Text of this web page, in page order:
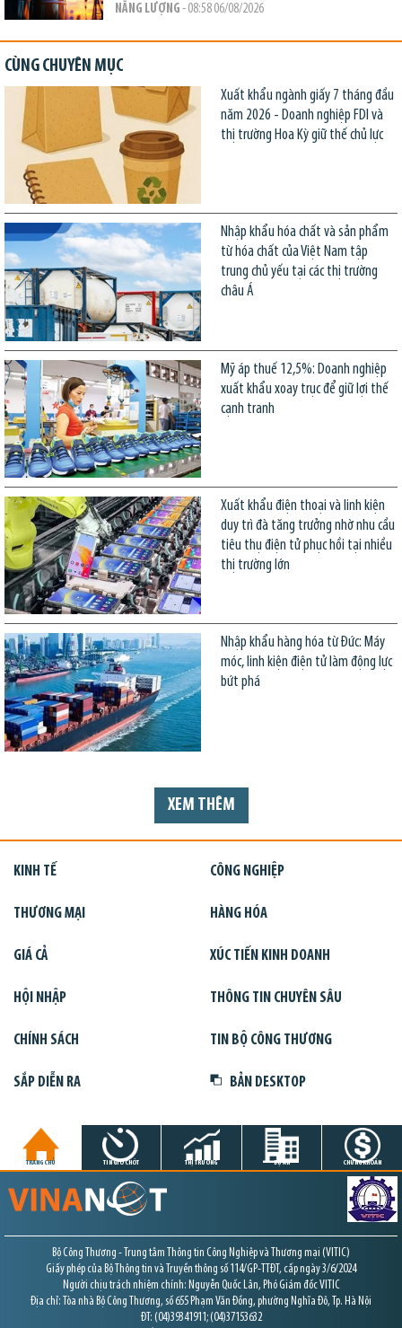
NĂNG LƯỢNG - 08:58 06/08/2026
CÙNG CHUYÊN MỤC
Xuất khẩu ngành giấy 7 tháng đầu
năm 2026 - Doanh nghiệp FDI và
thị trường Hoa Kỳ giữ thế chủ lực
Nhập khẩu hóa chất và sản phẩm
từ hóa chất của Việt Nam tập
trung chủ yếu tại các thị trường
châu Á
Mỹ áp thuế 12,5%: Doanh nghiệp
xuất khẩu xoay trục để giữ lợi thế
cạnh tranh
Xuất khẩu điện thoại và linh kiện
duy trì đà tăng trưởng nhờ nhu cầu
tiêu thụ điện tử phục hồi tại nhiều
thị trường lớn
Nhập khẩu hàng hóa từ Đức: Máy
móc, linh kiện điện tử làm động lực
bứt phá
XEM THÊM
KINH TẾ CÔNG NGHIỆP
THƯƠNG MẠI HÀNG HÓA
GIÁ CẢ XÚC TIẾN KINH DOANH
HỘI NHẬP THÔNG TIN CHUYÊN SÂU
CHÍNH SÁCH TIN BỘ CÔNG THƯƠNG
SẮP DIỄN RA BẢN DESKTOP
TRANG CHỦ TIN GIỜ CHÓT THỊ TRƯỜNG DỰ ÁN CHỨNG KHOÁN
Bộ Công Thương - Trung tâm Thông tin Công Nghiệp và Thương mại (VITIC)
Giấy phép của Bộ Thông tin và Truyền thông số 114/GP-TTĐT, cấp ngày 3/6/2024
Người chịu trách nhiệm chính: Nguyễn Quốc Lân, Phó Giám đốc VITIC
Địa chỉ: Tòa nhà Bộ Công Thương, số 655 Phạm Văn Đồng, phường Nghĩa Đô, Tp. Hà Nội
ĐT: (04)39341911; (04)37153632